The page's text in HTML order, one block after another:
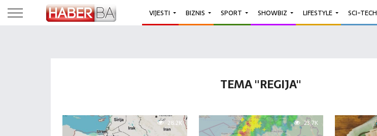
VIJESTI BIZNIS SPORT SHOWBIZ LIFESTYLE SCI-TECH
TEMA "REGIJA"
28.2K 23.7K